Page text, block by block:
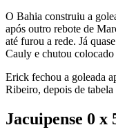
O Bahia construiu a
após outro rebote de
até furou a rede. Já
Cauly e chutou
Erick fechou a goleada
Ribeiro, depois de
Jacuipense 0 x